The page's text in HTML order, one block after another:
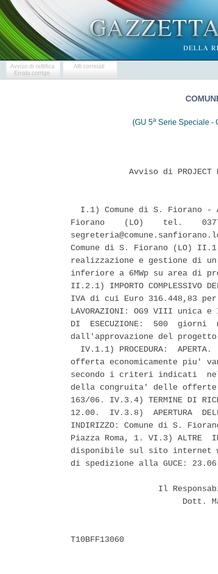
Avviso di rettifica
Errata corrige
Atti correlati
(GU 5a Serie Speciale -
Avviso di
I.1) Comune di S. Fiorano -
Fiorano    (LO)    tel.
Comune di S. Fiorano (LO)
realizzazione e gestione di
inferiore a 6MWp su area di
II.2.1) IMPORTO
IVA di cui Euro 316.448,83
LAVORAZIONI: OG9 VIII
DI  ESECUZIONE:  500
dall'approvazione del
IV.1.1) PROCEDURA:  APERTA.
offerta economicamente piu'
secondo i criteri indicati
della congruita' delle offerte
163/06. IV.3.4) TERMINE DI
12.00.  IV.3.8)  APERTURA
INDIRIZZO: Comune di S.
Piazza Roma, 1. VI.3) ALTRE
disponibile sul sito internet
di spedizione alla GUCE:
Il
Dott.